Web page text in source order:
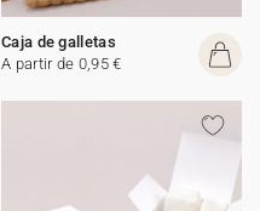
Caja de galletas
A partir de 0,95 €